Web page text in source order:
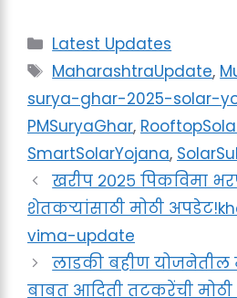
Categories
Latest Updates
Tags
MaharashtraUpdate,
surya-ghar-2025-solar-
PMSuryaGhar,
SmartSolarYojana,
खरीप २०२५ पिकविमा
शेतकऱ्यांसाठी मोठी
vima-update
लाडकी बहीण योजनेतील
बाबत आदिती तटकरेंची मोठी